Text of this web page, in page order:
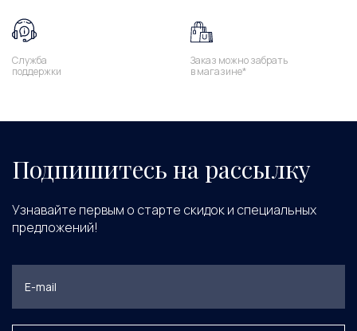
Служба
поддержки
Заказ можно забрать
в магазине*
Подпишитесь на рассылку
Узнавайте первым о старте скидок и специальных
предложений!